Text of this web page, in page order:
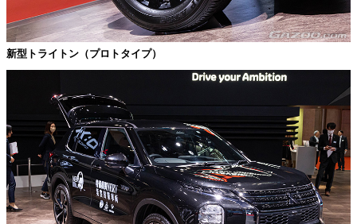
新型トライトン（プロトタイプ）